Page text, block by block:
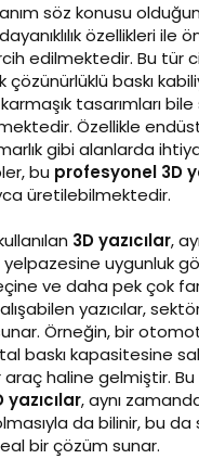
söz konusu
özellikleri ile
edilmektedir. Bu tür
çözünürlüklü baskı
tasarımları
Özellikle
gibi alanlarda
bu profesyonel 3D
üretilebilmektedir.
3D yazıcılar,
uygunluk
ve daha pek çok
yazıcılar,
Örneğin, bir
baskı kapasitesine
haline gelmiştir.
, aynı
da bilinir, bu
bir çözüm sunar.